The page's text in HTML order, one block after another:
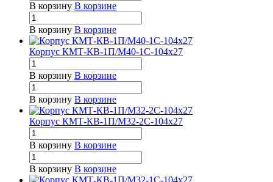
В корзину В корзине
В корзину В корзине
Корпус КМТ-КВ-1П/М40-1С-104х27
В корзину В корзине
В корзину В корзине
Корпус КМТ-КВ-1П/М32-2С-104х27
В корзину В корзине
В корзину В корзине